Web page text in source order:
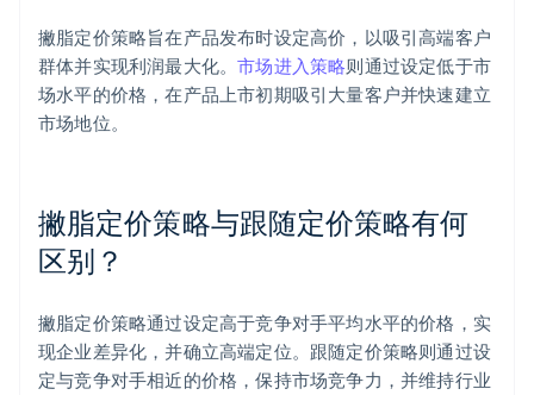
撇脂定价策略旨在产品发布时设定高价，以吸引高端客户
群体并实现利润最大化。市场进入策略则通过设定低于市
场水平的价格，在产品上市初期吸引大量客户并快速建立
市场地位。
撇脂定价策略与跟随定价策略有何
区别？
撇脂定价策略通过设定高于竞争对手平均水平的价格，实
现企业差异化，并确立高端定位。跟随定价策略则通过设
定与竞争对手相近的价格，保持市场竞争力，并维持行业